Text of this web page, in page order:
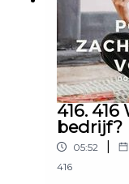
416.
bedrijf?
05:52
416